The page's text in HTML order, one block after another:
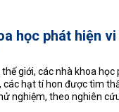
học phát hiện
giới, các nhà khoa học
hạt tí hon được tìm
nghiệm, theo nghiên